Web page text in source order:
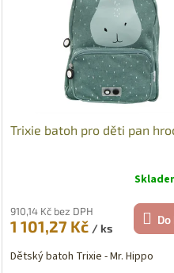
Trixie batoh pro děti pan
910,14 Kč bez DPH
1 101,27 Kč / ks
Dětský batoh Trixie - Mr. Hippo